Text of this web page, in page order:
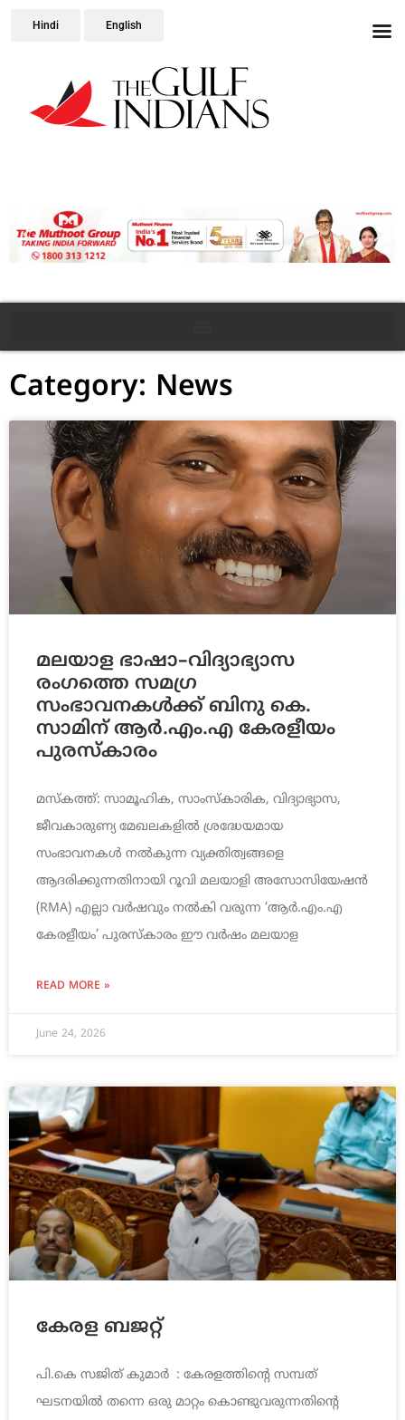
Hindi English
Category: News
മലയാള ഭാഷാ–വിദ്യാഭ്യാസ
രംഗത്തെ സമഗ്ര
സംഭാവനകൾക്ക് ബിനു കെ.
സാമിന് ആർ.എം.എ കേരളീയം
പുരസ്‌കാരം
മസ്കത്ത്: സാമൂഹിക, സാംസ്‌കാരിക, വിദ്യാഭ്യാസ,
ജീവകാരുണ്യ മേഖലകളിൽ ശ്രദ്ധേയമായ
സംഭാവനകൾ നൽകുന്ന വ്യക്തിത്വങ്ങളെ
ആദരിക്കുന്നതിനായി റൂവി മലയാളി അസോസിയേഷൻ
(RMA) എല്ലാ വർഷവും നൽകി വരുന്ന ‘ആർ.എം.എ
കേരളീയം’ പുരസ്‌കാരം ഈ വർഷം മലയാള
READ MORE »
June 24, 2026
കേരള ബജറ്റ്
പി.കെ സജിത് കുമാര്‍ : കേരളത്തിന്റെ സമ്പത്
ഘടനയിൽ തന്നെ ഒരു മാറ്റം കൊണ്ടുവരുന്നതിന്റെ